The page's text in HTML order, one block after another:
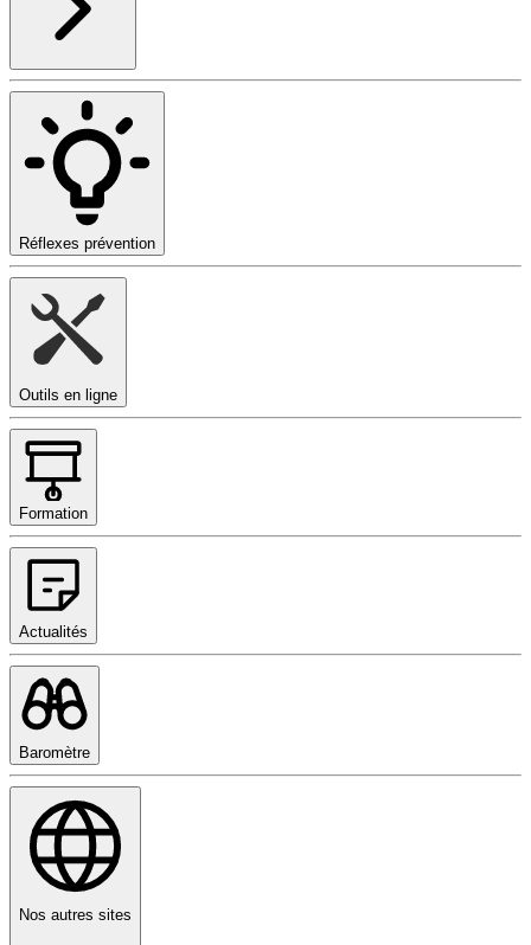
Réflexes prévention
Outils en ligne
Formation
Actualités
Baromètre
Nos autres sites